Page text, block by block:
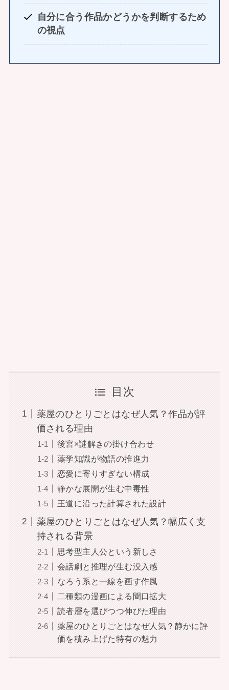
自分に合う作品かどうかを判断するため
の視点
目次
薬屋のひとりごとはなぜ人気？作品が評
価される理由
後宮×謎解きの掛け合わせ
薬学知識が物語の推進力
恋愛に寄りすぎない構成
静かな展開が生む中毒性
王道に沿った計算された設計
薬屋のひとりごとはなぜ人気？幅広く支
持される背景
思考型主人公という新しさ
会話劇と推理が生む没入感
なろう系と一線を画す作風
二種類の漫画による間口拡大
読者層を選びつつ伸びた理由
薬屋のひとりごとはなぜ人気？静かに評
価を積み上げた特有の魅力